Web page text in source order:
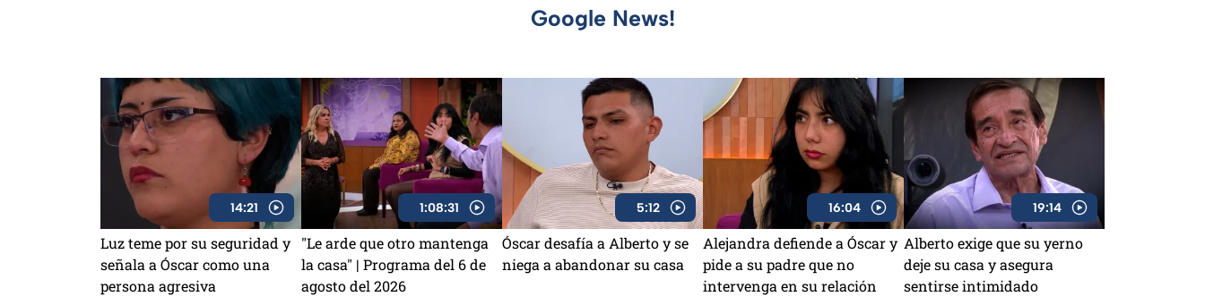
Google News!
14:21
Luz teme por su seguridad y
señala a Óscar como una
persona agresiva
1:08:31
"Le arde que otro mantenga
la casa" | Programa del 6 de
agosto del 2026
5:12
Óscar desafía a Alberto y se
niega a abandonar su casa
16:04
Alejandra defiende a Óscar y
pide a su padre que no
intervenga en su relación
19:14
Alberto exige que su yerno
deje su casa y asegura
sentirse intimidado